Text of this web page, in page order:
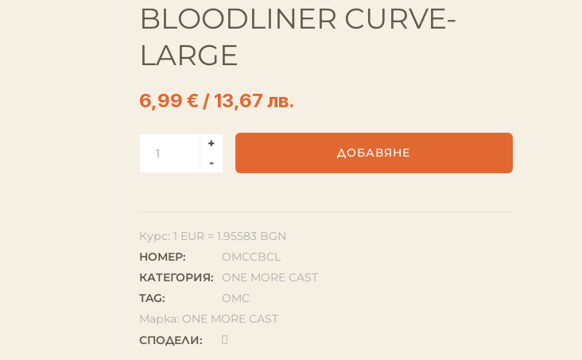
BLOODLINER CURVE-
LARGE
6,99 € / 13,67 лв.
ДОБАВЯНЕ
Курс: 1 EUR = 1.95583 BGN
НОМЕР:
OMCCBCL
КАТЕГОРИЯ:
ONE MORE CAST
TAG:
OMC
Марка: ONE MORE CAST
СПОДЕЛИ: